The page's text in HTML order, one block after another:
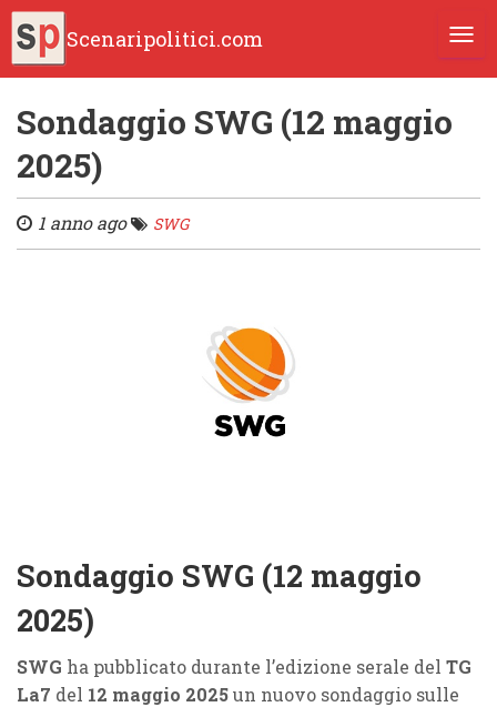
Scenaripolitici.com
Sondaggio SWG (12 maggio
2025)
1 anno ago SWG
Sondaggio SWG (12 maggio
2025)
SWG ha pubblicato durante l’edizione serale del TG
La7 del 12 maggio 2025un nuovo sondaggio sulle